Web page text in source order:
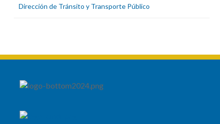
Dirección de Tránsito y Transporte Público